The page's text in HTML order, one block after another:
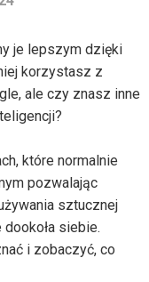
je lepszym dzięki
korzystasz z
ale czy znasz inne
które normalnie
pozwalając
sztucznej
siebie.
i zobaczyć, co